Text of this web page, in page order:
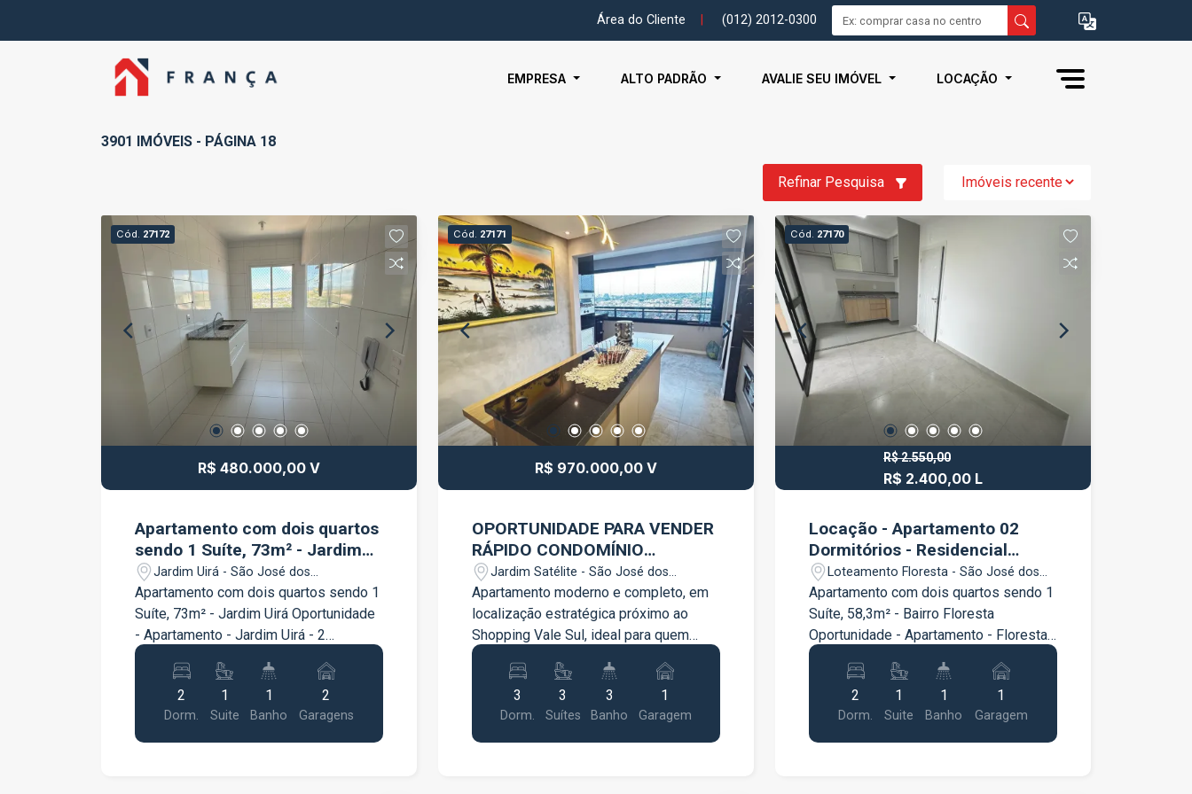
Área do Cliente (012) 2012-0300
EMPRESA ALTO PADRÃO AVALIE SEU IMÓVEL LOCAÇÃO
3901 IMÓVEIS - PÁGINA 18
Refinar Pesquisa
Cód. 27172
R$ 480.000,00 V
Apartamento com dois quartos
sendo 1 Suíte, 73m² - Jardim
UiráJardim Uirá - São José dos
Campos/SP
Apartamento com dois quartos sendo 1
Suíte, 73m² - Jardim Uirá Oportunidade
- Apartamento - Jardim Uirá - 2
Dormitórios - 73m². Conheça o
Apartamento no Jardim Uirá em São
José dos Campos, uma oportunidade
imperdível para viver com conforto e
praticidade! Este Apartamento de 73m²
2
Dorm.
1
Suite
1
Banho
2
Garagens
Cód. 27171
R$ 970.000,00 V
OPORTUNIDADE PARA VENDER
RÁPIDO CONDOMÍNIO
WONDER | SÃO JOSÉ DOS
CAMPOS
Jardim Satélite - São José dos
Campos/SP
Apartamento moderno e completo, em
localização estratégica próximo ao
Shopping Vale Sul, ideal para quem
busca conforto, praticidade e
valorização! -76 m² muito bem
distribuídos -3 suítes - Sala ampla e
integrada -Cozinha planejada com mesa
e ilha - Varanda gourmet perfeita para
3
Dorm.
3
Suítes
3
Banho
1
Garagem
Cód. 27170
R$ 2.550,00
R$ 2.400,00 L
Locação - Apartamento 02
Dormitórios - Residencial
Avante - Bairro Floresta
Loteamento Floresta - São José dos
Campos/SP
Apartamento com dois quartos sendo 1
Suíte, 58,3m² - Bairro Floresta
Oportunidade - Apartamento - Floresta -
2 Dormitórios - 58,3m². Conheça o
Apartamento no Floresta em São José
dos Campos, uma oportunidade
imperdível para viver com conforto e
praticidade! Este Apartamento de
2
Dorm.
1
Suite
1
Banho
1
Garagem